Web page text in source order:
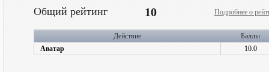
Общий рейтинг 10 Подробнее о
Действие
Баллы
Аватар
10.0